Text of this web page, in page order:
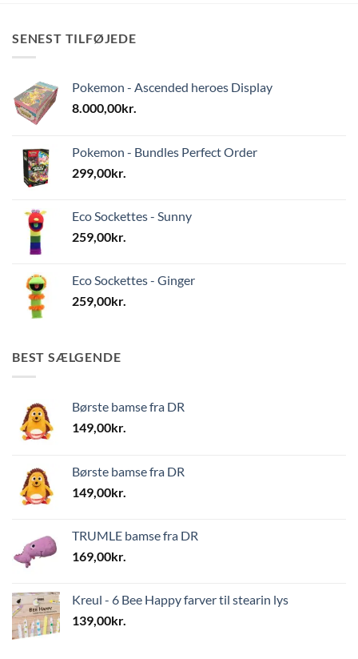
SENEST TILFØJEDE
Pokemon - Ascended heroes Display
8.000,00kr.
Pokemon - Bundles Perfect Order
299,00kr.
Eco Sockettes - Sunny
259,00kr.
Eco Sockettes - Ginger
259,00kr.
BEST SÆLGENDE
Børste bamse fra DR
149,00kr.
Børste bamse fra DR
149,00kr.
TRUMLE bamse fra DR
169,00kr.
Kreul - 6 Bee Happy farver til stearin lys
139,00kr.